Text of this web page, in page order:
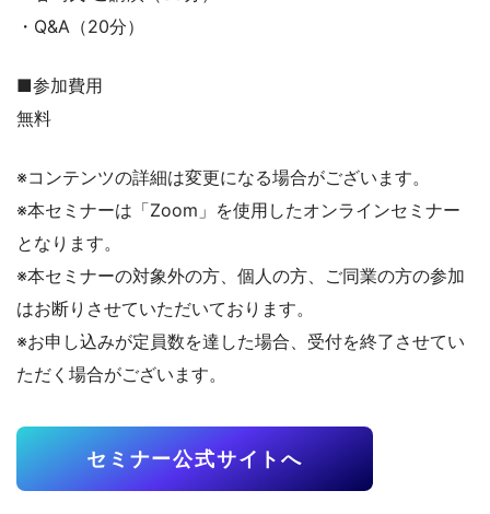
・Q&A（20分）
■参加費用
無料
※コンテンツの詳細は変更になる場合がございます。
※本セミナーは「Zoom」を使用したオンラインセミナー
となります。
※本セミナーの対象外の方、個人の方、ご同業の方の参加
はお断りさせていただいております。
※お申し込みが定員数を達した場合、受付を終了させてい
ただく場合がございます。
セミナー公式サイトへ